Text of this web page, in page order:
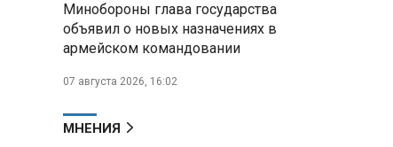
Минобороны глава государства
объявил о новых назначениях в
армейском командовании
07 августа 2026, 16:02
МНЕНИЯ